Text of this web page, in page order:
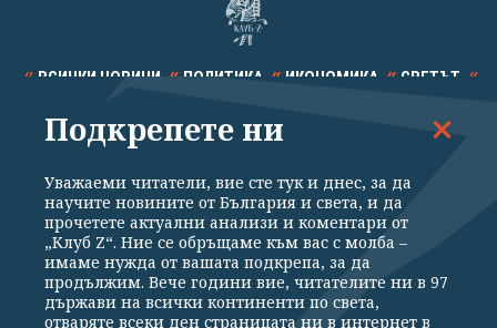
ВСИЧКИ НОВИНИ ПОЛИТИКА ИКОНОМИКА СВЕТЪТ
СПОРТ КУЛТУРА ТЕХНОЛОГИИ КАЛЕЙДОСКОП
Общи условия
Политика за поверителност
Подкрепете ни
Уважаеми читатели, вие сте тук и днес, за да
научите новините от България и света, и да
прочетете актуални анализи и коментари от
„Клуб Z“. Ние се обръщаме към вас с молба –
имаме нужда от вашата подкрепа, за да
продължим. Вече години вие, читателите ни в 97
държави на всички континенти по света,
отваряте всеки ден страницата ни в интернет в